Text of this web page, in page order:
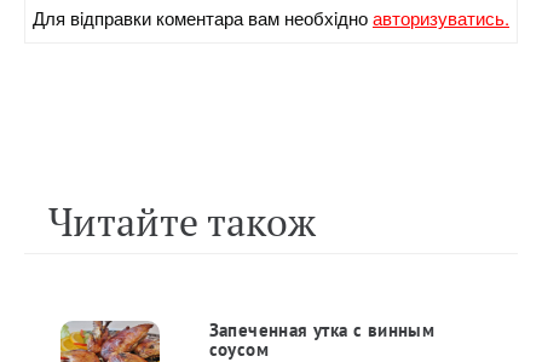
Для вiдправки коментара вам необхiдноавторизуватись.
Читайте також
Запеченная утка с винным
соусом